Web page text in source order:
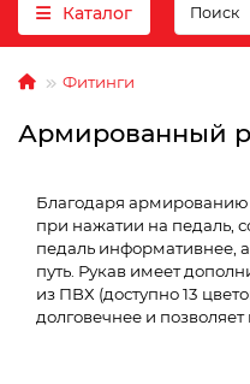
Каталог
Фитинги
Армированный
Благодаря
при нажатии на педаль,
педаль информативнее,
путь. Рукав имеет
из ПВХ (доступно 13
долговечнее и